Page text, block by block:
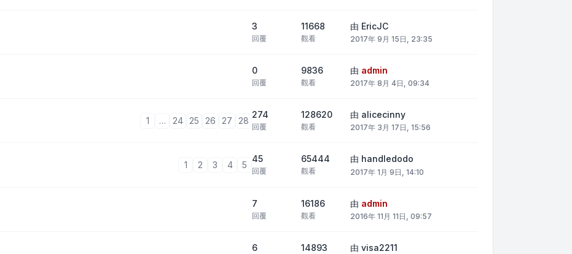
3
回覆
11668
觀看
由 EricJC
2017年 9月 15日, 23:35
0
回覆
9836
觀看
由 admin
2017年 8月 4日, 09:34
1 … 24 25 26 27 28
274
回覆
128620
觀看
由 alicecinny
2017年 3月 17日, 15:56
1 2 3 4 5
45
回覆
65444
觀看
由 handledodo
2017年 1月 9日, 14:10
7
回覆
16186
觀看
由 admin
2016年 11月 11日, 09:57
6 14893 由 visa2211